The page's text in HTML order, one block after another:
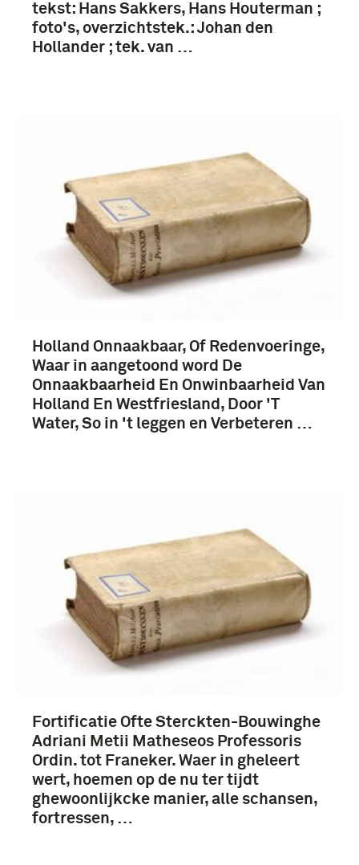
tekst: Hans Sakkers, Hans Houterman ;
foto's, overzichtstek.: Johan den
Hollander ; tek. van …
Holland Onnaakbaar, Of Redenvoeringe,
Waar in aangetoond word De
Onnaakbaarheid En Onwinbaarheid Van
Holland En Westfriesland, Door 'T
Water, So in 't leggen en Verbeteren …
Fortificatie Ofte Sterckten-Bouwinghe
Adriani Metii Matheseos Professoris
Ordin. tot Franeker. Waer in gheleert
wert, hoemen op de nu ter tijdt
ghewoonlijkcke manier, alle schansen,
fortressen, …